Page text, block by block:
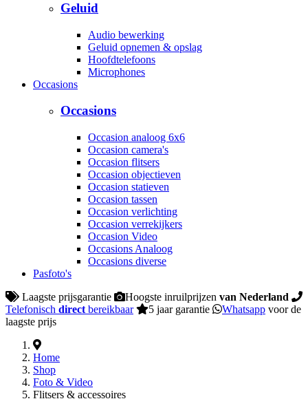
Geluid
Audio bewerking
Geluid opnemen & opslag
Hoofdtelefoons
Microphones
Occasions
Occasions
Occasion analoog 6x6
Occasion camera's
Occasion flitsers
Occasion objectieven
Occasion statieven
Occasion tassen
Occasion verlichting
Occasion verrekijkers
Occasion Video
Occasions Analoog
Occasions diverse
Pasfoto's
Laagste prijsgarantie
Hoogste inruilprijzen van Nederland
Telefonisch direct bereikbaar 5 jaar garantie Whatsapp voor de
laagste prijs
Home
Shop
Foto & Video
Flitsers & accessoires